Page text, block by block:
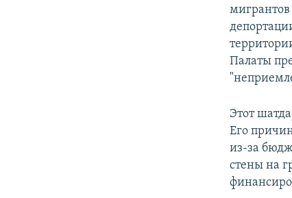
Палаты
Этот
Его
из-за
стены на